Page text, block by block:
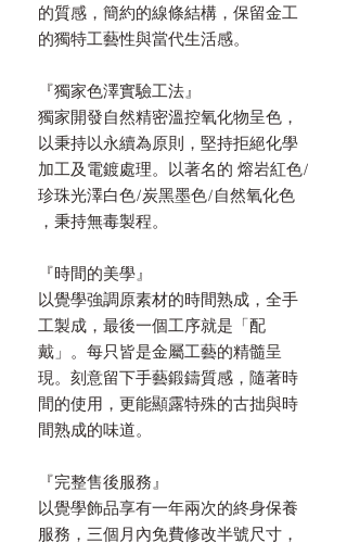
的質感，簡約的線條結構，保留金工
的獨特工藝性與當代生活感。
『獨家色澤實驗工法』
獨家開發自然精密溫控氧化物呈色，
以秉持以永續為原則，堅持拒絕化學
加工及電鍍處理。以著名的 熔岩紅色/
珍珠光澤白色/炭黑墨色/自然氧化色
，秉持無毒製程。
『時間的美學』
以覺學強調原素材的時間熟成，全手
工製成，最後一個工序就是「配
戴」。每只皆是金屬工藝的精髓呈
現。刻意留下手藝鍛鑄質感，隨著時
間的使用，更能顯露特殊的古拙與時
間熟成的味道。
『完整售後服務』
以覺學飾品享有一年兩次的終身保養
服務，三個月內免費修改半號尺寸，